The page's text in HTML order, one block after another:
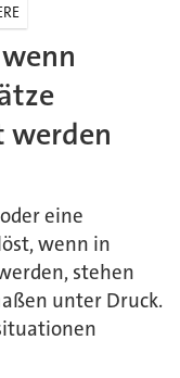
werden
eine
wenn in
stehen
unter Druck.